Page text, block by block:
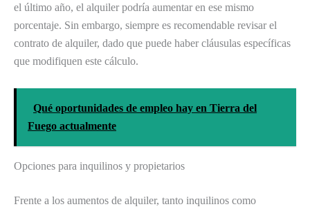
el último año, el alquiler podría aumentar en ese mismo
porcentaje. Sin embargo, siempre es recomendable revisar el
contrato de alquiler, dado que puede haber cláusulas específicas
que modifiquen este cálculo.
Qué oportunidades de empleo hay en Tierra del
Fuego actualmente
Opciones para inquilinos y propietarios
Frente a los aumentos de alquiler, tanto inquilinos como